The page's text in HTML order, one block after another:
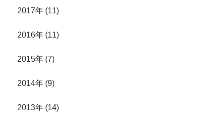
2017年 (11)
2016年 (11)
2015年 (7)
2014年 (9)
2013年 (14)